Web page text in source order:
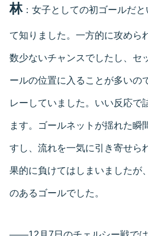
林：女子としての初ゴールだ
て知りました。一方的に攻めら
数少ないチャンスでしたし、セ
ールの位置に入ることが多いの
レーしていました。いい反応で
ます。ゴールネットが揺れた瞬
すし、流れを一気に引き寄せら
果的に負けてはしまいましたが
のあるゴールでした。